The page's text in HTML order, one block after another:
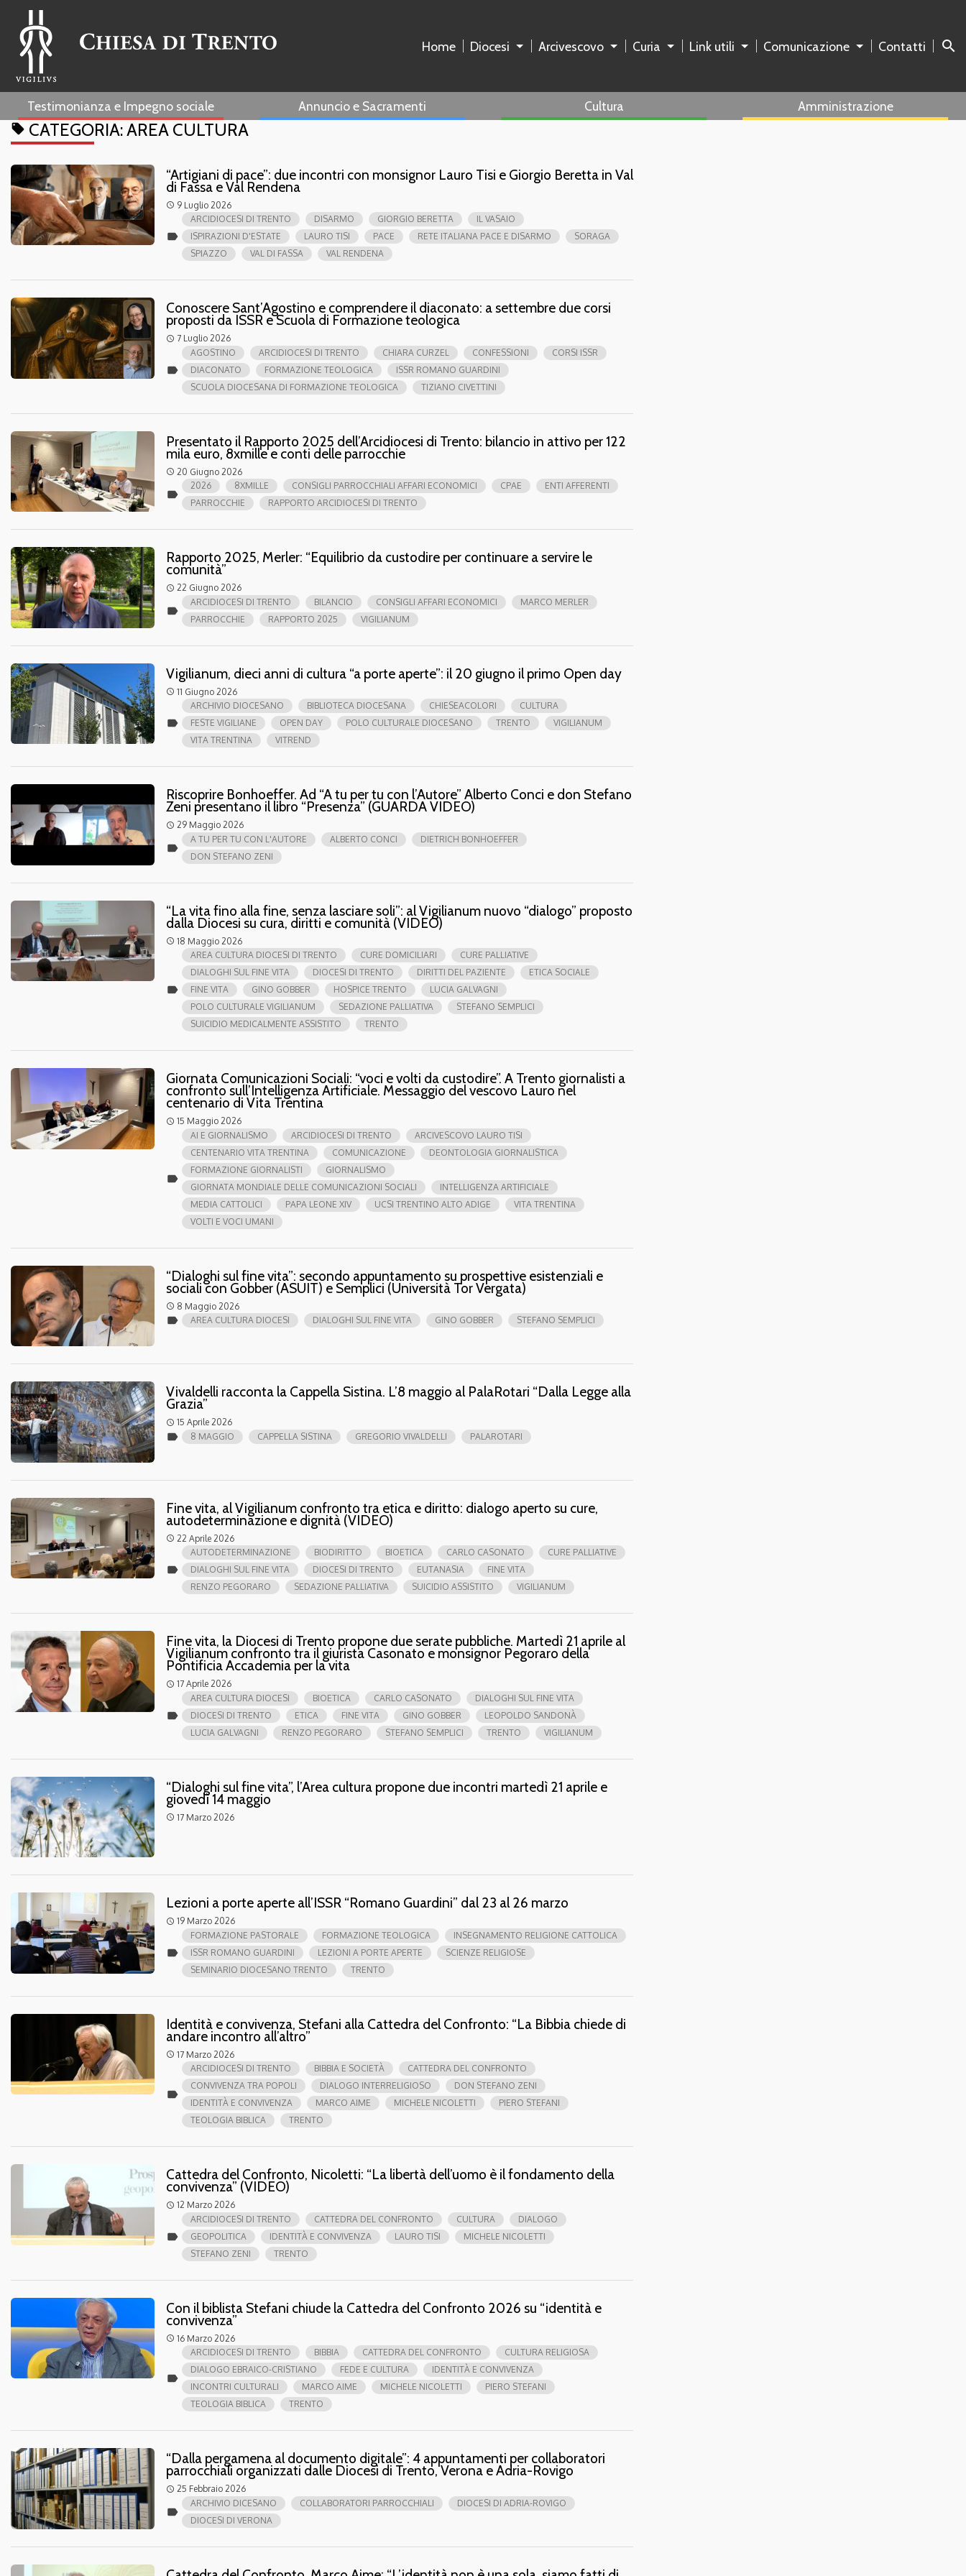
Home Diocesi Arcivescovo Curia Link utili Comunicazione Contatti search
Testimonianza e Impegno sociale Annuncio e Sacramenti Cultura Amministrazione
local_offer CATEGORIA:AREA CULTURA
“Artigiani di pace”: due incontri con monsignor Lauro Tisi e Giorgio Beretta in Val
di Fassa e Val Rendena
access_time 9 Luglio 2026
label
ARCIDIOCESI DI TRENTO DISARMO GIORGIO BERETTA
IL VASAIO
ISPIRAZIONI D'ESTATE
LAURO TISI PACE RETE ITALIANA PACE E DISARMO
SORAGA
SPIAZZO
VAL DI FASSA VAL RENDENA
Conoscere Sant’Agostino e comprendere il diaconato: a settembre due corsi
proposti da ISSR e Scuola di Formazione teologica
access_time 7 Luglio 2026
label
AGOSTINO ARCIDIOCESI DI TRENTO CHIARA CURZEL CONFESSIONI
CORSI ISSR
DIACONATO
FORMAZIONE TEOLOGICA
ISSR ROMANO GUARDINI
SCUOLA DIOCESANA DI FORMAZIONE TEOLOGICA
TIZIANO CIVETTINI
Presentato il Rapporto 2025 dell’Arcidiocesi di Trento: bilancio in attivo per 122
mila euro, 8xmille e conti delle parrocchie
access_time 20 Giugno 2026
label
2026 8XMILLE CONSIGLI PARROCCHIALI AFFARI ECONOMICI CPAE
ENTI AFFERENTI
PARROCCHIE
RAPPORTO ARCIDIOCESI DI TRENTO
Rapporto 2025, Merler: “Equilibrio da custodire per continuare a servire le
comunità”
access_time 22 Giugno 2026
label
ARCIDIOCESI DI TRENTO BILANCIO CONSIGLI AFFARI ECONOMICI
MARCO MERLER
PARROCCHIE
RAPPORTO 2025 VIGILIANUM
Vigilianum, dieci anni di cultura “a porte aperte”: il 20 giugno il primo Open day
access_time 11 Giugno 2026
label
ARCHIVIO DIOCESANO BIBLIOTECA DIOCESANA CHIESEACOLORI
CULTURA
FESTE VIGILIANE
OPEN DAY POLO CULTURALE DIOCESANO TRENTO
VIGILIANUM
VITA TRENTINA
VITREND
Riscoprire Bonhoeffer. Ad “A tu per tu con l’Autore” Alberto Conci e don Stefano
Zeni presentano il libro “Presenza” (GUARDA VIDEO)
access_time 29 Maggio 2026
label
A TU PER TU CON L'AUTORE ALBERTO CONCI
DIETRICH BONHOEFFER
DON STEFANO ZENI
“La vita fino alla fine, senza lasciare soli”: al Vigilianum nuovo “dialogo” proposto
dalla Diocesi su cura, diritti e comunità (VIDEO)
access_time 18 Maggio 2026
label
AREA CULTURA DIOCESI DI TRENTO CURE DOMICILIARI
CURE PALLIATIVE
DIALOGHI SUL FINE VITA
DIOCESI DI TRENTO DIRITTI DEL PAZIENTE
ETICA SOCIALE
FINE VITA
GINO GOBBER HOSPICE TRENTO
LUCIA GALVAGNI
POLO CULTURALE VIGILIANUM
SEDAZIONE PALLIATIVA
STEFANO SEMPLICI
SUICIDIO MEDICALMENTE ASSISTITO
TRENTO
Giornata Comunicazioni Sociali: “voci e volti da custodire”. A Trento giornalisti a
confronto sull’Intelligenza Artificiale. Messaggio del vescovo Lauro nel
centenario di Vita Trentina
access_time 15 Maggio 2026
label
AI E GIORNALISMO ARCIDIOCESI DI TRENTO
ARCIVESCOVO LAURO TISI
CENTENARIO VITA TRENTINA
COMUNICAZIONE
DEONTOLOGIA GIORNALISTICA
FORMAZIONE GIORNALISTI
GIORNALISMO
GIORNATA MONDIALE DELLE COMUNICAZIONI SOCIALI
INTELLIGENZA ARTIFICIALE
MEDIA CATTOLICI
PAPA LEONE XIV UCSI TRENTINO ALTO ADIGE
VITA TRENTINA
VOLTI E VOCI UMANI
“Dialoghi sul fine vita”: secondo appuntamento su prospettive esistenziali e
sociali con Gobber (ASUIT) e Semplici (Università Tor Vergata)
access_time 8 Maggio 2026
label AREA CULTURA DIOCESI DIALOGHI SUL FINE VITA GINO GOBBER STEFANO SEMPLICI
Vivaldelli racconta la Cappella Sistina. L’8 maggio al PalaRotari “Dalla Legge alla
Grazia”
access_time 15 Aprile 2026
label 8 MAGGIO CAPPELLA SISTINA GREGORIO VIVALDELLI PALAROTARI
Fine vita, al Vigilianum confronto tra etica e diritto: dialogo aperto su cure,
autodeterminazione e dignità (VIDEO)
access_time 22 Aprile 2026
label
AUTODETERMINAZIONE BIODIRITTO BIOETICA CARLO CASONATO
CURE PALLIATIVE
DIALOGHI SUL FINE VITA
DIOCESI DI TRENTO EUTANASIA
FINE VITA
RENZO PEGORARO
SEDAZIONE PALLIATIVA SUICIDIO ASSISTITO VIGILIANUM
Fine vita, la Diocesi di Trento propone due serate pubbliche. Martedì 21 aprile al
Vigilianum confronto tra il giurista Casonato e monsignor Pegoraro della
Pontificia Accademia per la vita
access_time 17 Aprile 2026
label
AREA CULTURA DIOCESI BIOETICA CARLO CASONATO
DIALOGHI SUL FINE VITA
DIOCESI DI TRENTO
ETICA FINE VITA GINO GOBBER
LEOPOLDO SANDONÀ
LUCIA GALVAGNI
RENZO PEGORARO STEFANO SEMPLICI TRENTO VIGILIANUM
“Dialoghi sul fine vita”, l’Area cultura propone due incontri martedì 21 aprile e
giovedì 14 maggio
access_time 17 Marzo 2026
Lezioni a porte aperte all’ISSR “Romano Guardini” dal 23 al 26 marzo
access_time 19 Marzo 2026
label
FORMAZIONE PASTORALE FORMAZIONE TEOLOGICA
INSEGNAMENTO RELIGIONE CATTOLICA
ISSR ROMANO GUARDINI
LEZIONI A PORTE APERTE
SCIENZE RELIGIOSE
SEMINARIO DIOCESANO TRENTO
TRENTO
Identità e convivenza, Stefani alla Cattedra del Confronto: “La Bibbia chiede di
andare incontro all’altro”
access_time 17 Marzo 2026
label
ARCIDIOCESI DI TRENTO BIBBIA E SOCIETÀ
CATTEDRA DEL CONFRONTO
CONVIVENZA TRA POPOLI
DIALOGO INTERRELIGIOSO
DON STEFANO ZENI
IDENTITÀ E CONVIVENZA
MARCO AIME MICHELE NICOLETTI
PIERO STEFANI
TEOLOGIA BIBLICA
TRENTO
Cattedra del Confronto, Nicoletti: “La libertà dell’uomo è il fondamento della
convivenza” (VIDEO)
access_time 12 Marzo 2026
label
ARCIDIOCESI DI TRENTO CATTEDRA DEL CONFRONTO CULTURA
DIALOGO
GEOPOLITICA
IDENTITÀ E CONVIVENZA LAURO TISI
MICHELE NICOLETTI
STEFANO ZENI
TRENTO
Con il biblista Stefani chiude la Cattedra del Confronto 2026 su “identità e
convivenza”
access_time 16 Marzo 2026
label
ARCIDIOCESI DI TRENTO BIBBIA CATTEDRA DEL CONFRONTO
CULTURA RELIGIOSA
DIALOGO EBRAICO-CRISTIANO
FEDE E CULTURA
IDENTITÀ E CONVIVENZA
INCONTRI CULTURALI
MARCO AIME MICHELE NICOLETTI
PIERO STEFANI
TEOLOGIA BIBLICA
TRENTO
“Dalla pergamena al documento digitale”: 4 appuntamenti per collaboratori
parrocchiali organizzati dalle Diocesi di Trento, Verona e Adria-Rovigo
access_time 25 Febbraio 2026
label
ARCHIVIO DICESANO COLLABORATORI PARROCCHIALI
DIOCESI DI ADRIA-ROVIGO
DIOCESI DI VERONA